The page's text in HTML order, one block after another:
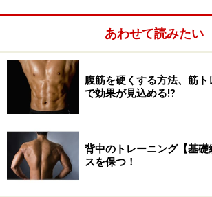
あわせて読みたい
腹筋を硬くする方法、筋
で効果が見込める⁉
背中のトレーニング【基
スを保つ！